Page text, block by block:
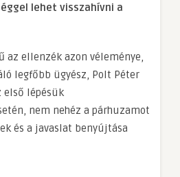
lehet visszahívni a
ellenzék azon véleménye,
legfőbb ügyész, Polt Péter
első lépésük
nem nehéz a párhuzamot
és a javaslat benyújtása